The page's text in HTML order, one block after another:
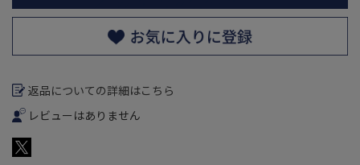
返品についての詳細はこちら
レビューはありません